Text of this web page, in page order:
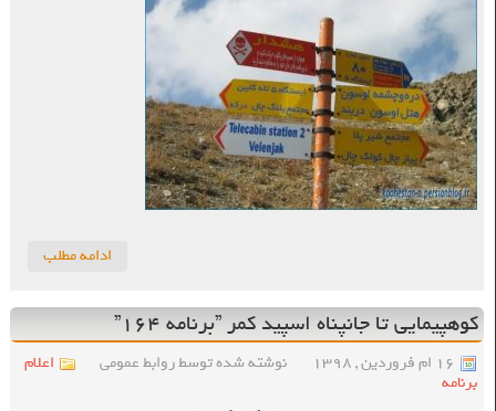
ادامه مطلب
کوهپیمایی تا جانپناه اسپید کمر ”برنامه ۱۶۴”
۱۶ ام فروردین , ۱۳۹۸ نوشته شده توسط روابط عمومی اعلام
برنامه